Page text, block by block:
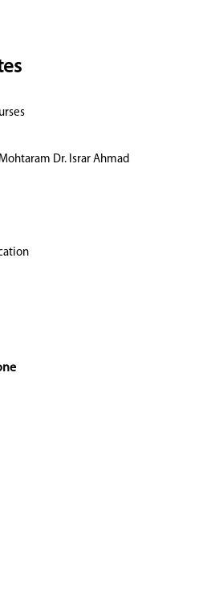
Dr. Israr Ahmad